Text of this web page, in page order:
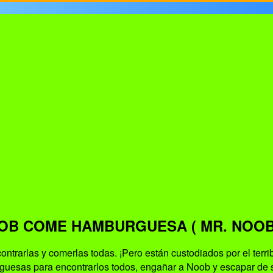
COME HAMBURGUESA ( MR.
y comerlas todas. ¡Pero están custodiados por el
para encontrarlos todos, engañar a Noob y escapar de